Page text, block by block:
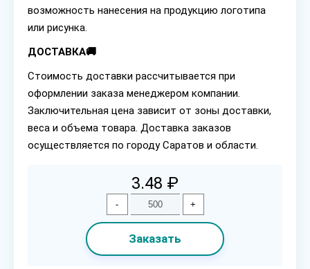
возможность нанесения на продукцию логотипа
или рисунка.
ДОСТАВКА🚚
Стоимость доставки рассчитывается при
оформлении заказа менеджером компании.
Заключительная цена зависит от зоны доставки,
веса и объема товара. Доставка заказов
осуществляется по городу Саратов и области.
3.48 ₽
- +
Заказать